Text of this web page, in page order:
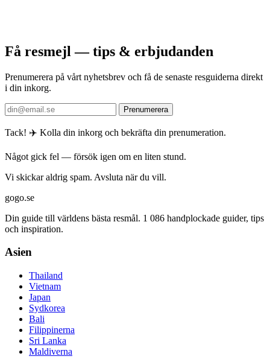
Få resmejl — tips & erbjudanden
Prenumerera på vårt nyhetsbrev och få de senaste resguiderna direkt
i din inkorg.
Prenumerera
Tack! ✈️ Kolla din inkorg och bekräfta din prenumeration.
Något gick fel — försök igen om en liten stund.
Vi skickar aldrig spam. Avsluta när du vill.
gogo.se
Din guide till världens bästa resmål. 1 086 handplockade guider, tips
och inspiration.
Asien
Thailand
Vietnam
Japan
Sydkorea
Bali
Filippinerna
Sri Lanka
Maldiverna